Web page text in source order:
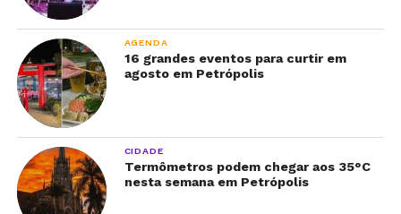
AGENDA
16 grandes eventos para curtir em
agosto em Petrópolis
CIDADE
Termômetros podem chegar aos 35°C
nesta semana em Petrópolis